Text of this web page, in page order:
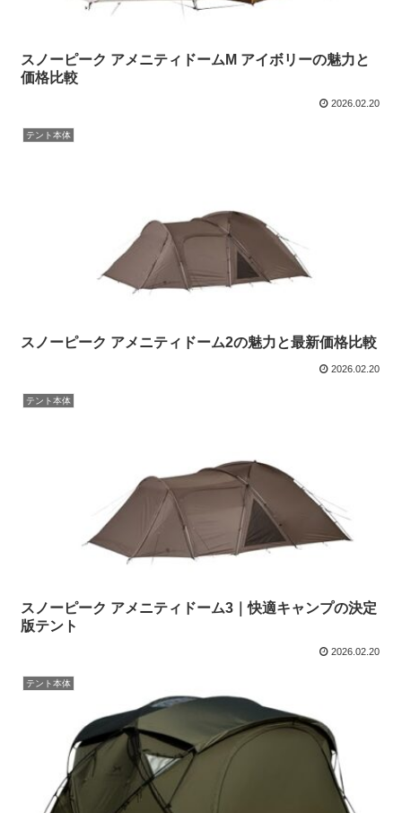
スノーピーク アメニティドームM アイボリーの魅力と
価格比較
2026.02.20
テント本体
スノーピーク アメニティドーム2の魅力と最新価格比較
2026.02.20
テント本体
スノーピーク アメニティドーム3｜快適キャンプの決定
版テント
2026.02.20
テント本体